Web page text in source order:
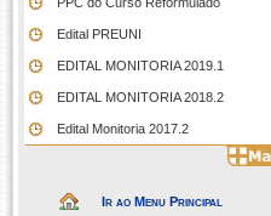
Edital PREUNI
EDITAL MONITORIA 2019.1
EDITAL MONITORIA 2018.2
Edital Monitoria 2017.2
Ir ao Menu Principal